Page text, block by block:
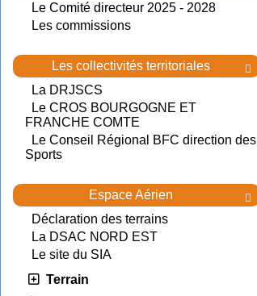
Le Comité directeur 2025 - 2028
Les commissions

Les collectivités territoriales
La DRJSCS
Le CROS BOURGOGNE ET
FRANCHE COMTE
Le Conseil Régional BFC direction des
Sports

Espace Aérien
Déclaration des terrains
La DSAC NORD EST
Le site du SIA
Terrain